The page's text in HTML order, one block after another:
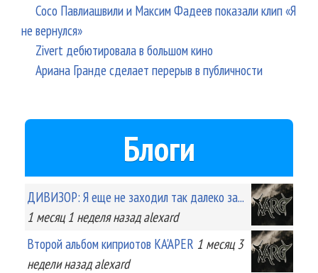
Сосо Павлиашвили и Максим Фадеев показали клип «Я
не вернулся»
Zivert дебютировала в большом кино
Ариана Гранде сделает перерыв в публичности
Блоги
ДИВИЗОР: Я еще не заходил так далеко за...
1 месяц 1 неделяназад alexard
Второй альбом киприотов KA'APER 1 месяц 3
неделиназад alexard